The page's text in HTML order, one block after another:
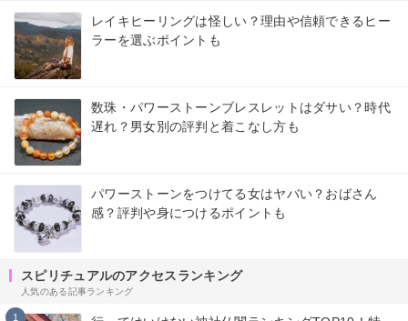
レイキヒーリングは怪しい？理由や信頼できるヒー
ラーを選ぶポイントも
数珠・パワーストーンブレスレットはダサい？時代
遅れ？男女別の評判と着こなし方も
パワーストーンをつけてる女はヤバい？おばさん
感？評判や身につけるポイントも
スピリチュアルのアクセスランキング
人気のある記事ランキング
1